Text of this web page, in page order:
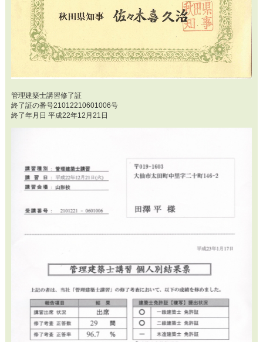
管理建築士講習修了証
終了証の番号21012210601006号
終了年月日 平成22年12月21日